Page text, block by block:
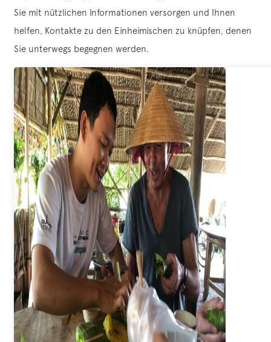
Sie mit nützlichen Informationen versorgen und Ihnen
helfen, Kontakte zu den Einheimischen zu knüpfen, denen
Sie unterwegs begegnen werden.